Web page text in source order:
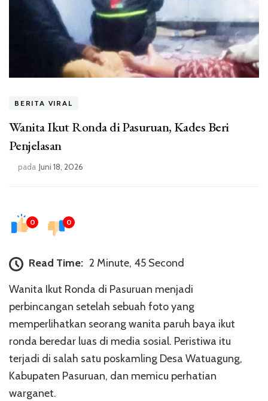
BERITA VIRAL
Wanita Ikut Ronda di Pasuruan, Kades Beri
Penjelasan
pada Juni 18, 2026
0 0
Read Time: 2 Minute, 45 Second
Wanita Ikut Ronda di Pasuruan menjadi
perbincangan setelah sebuah foto yang
memperlihatkan seorang wanita paruh baya ikut
ronda beredar luas di media sosial. Peristiwa itu
terjadi di salah satu poskamling Desa Watuagung,
Kabupaten Pasuruan, dan memicu perhatian
warganet.